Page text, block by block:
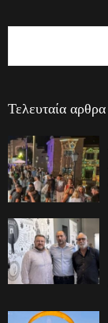
Τελευταία αρθρα